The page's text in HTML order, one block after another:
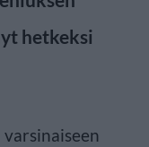
hetkeksi